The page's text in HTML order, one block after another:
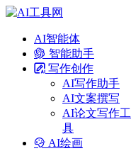
AI智能体
智能助手
写作创作
AI写作助手
AI文案撰写
AI论文写作工
具
AI绘画